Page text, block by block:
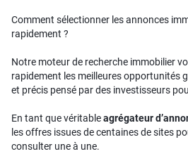
Comment sélectionner les annonces
rapidement ?
Notre moteur de recherche immobilier
rapidement les meilleures opportunités
et précis pensé par des investisseurs
En tant que véritableagrégateur
les offres issues de centaines de sites
consulter une à une.